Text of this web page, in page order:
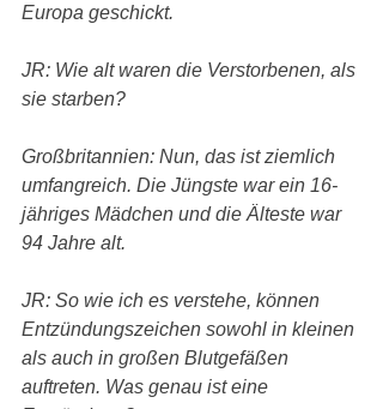
Europa geschickt.
JR: Wie alt waren die Verstorbenen, als
sie starben?
Großbritannien: Nun, das ist ziemlich
umfangreich. Die Jüngste war ein 16-
jähriges Mädchen und die Älteste war
94 Jahre alt.
JR: So wie ich es verstehe, können
Entzündungszeichen sowohl in kleinen
als auch in großen Blutgefäßen
auftreten. Was genau ist eine